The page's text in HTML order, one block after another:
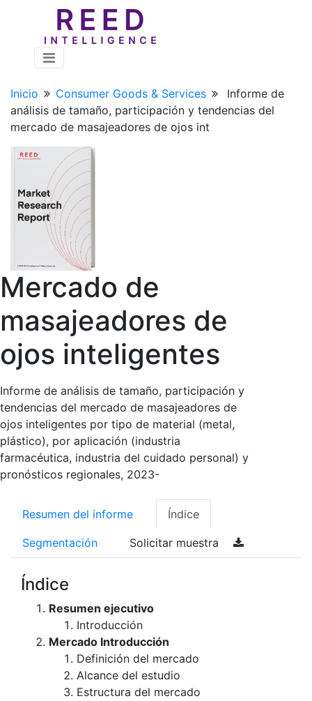
Inicio Consumer Goods & Services
Informe de
análisis de tamaño, participación y tendencias del
mercado de masajeadores de ojos int
Mercado de
masajeadores de
ojos inteligentes
Informe de análisis de tamaño, participación y
tendencias del mercado de masajeadores de
ojos inteligentes por tipo de material (metal,
plástico), por aplicación (industria
farmacéutica, industria del cuidado personal) y
pronósticos regionales, 2023-
Resumen del informe Índice
Segmentación Solicitar muestra
Índice
Resumen ejecutivo
Introducción
Mercado Introducción
Definición del mercado
Alcance del estudio
Estructura del mercado